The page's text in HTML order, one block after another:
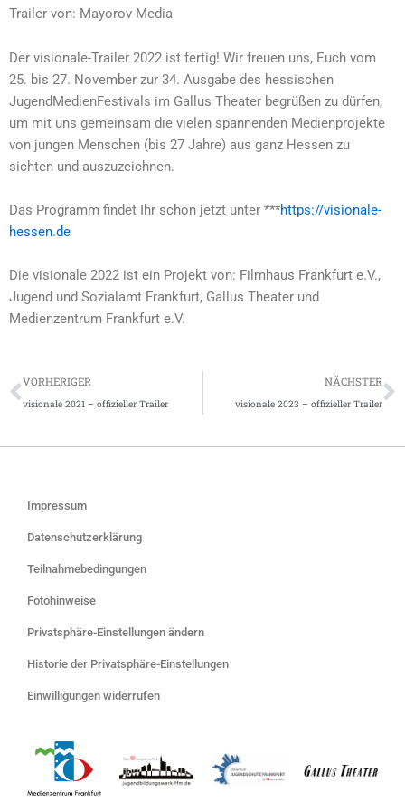
Trailer von: Mayorov Media
Der visionale-Trailer 2022 ist fertig! Wir freuen uns, Euch vom
25. bis 27. November zur 34. Ausgabe des hessischen
JugendMedienFestivals im Gallus Theater begrüßen zu dürfen,
um mit uns gemeinsam die vielen spannenden Medienprojekte
von jungen Menschen (bis 27 Jahre) aus ganz Hessen zu
sichten und auszuzeichnen.
Das Programm findet Ihr schon jetzt unter ***https://visionale-
hessen.de
Die visionale 2022 ist ein Projekt von: Filmhaus Frankfurt e.V.,
Jugend und Sozialamt Frankfurt, Gallus Theater und
Medienzentrum Frankfurt e.V.
Zurück
VORHERIGER
visionale 2021 – offizieller Trailer
NÄCHSTER
visionale 2023 – offizieller Trailer
Impressum
Datenschutzerklärung
Teilnahmebedingungen
Fotohinweise
Privatsphäre-Einstellungen ändern
Historie der Privatsphäre-Einstellungen
Einwilligungen widerrufen